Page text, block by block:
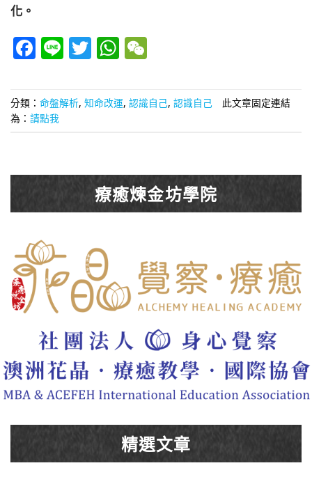
化。
Facebook
LineTwitterWhatsApp
分類： 命盤解析, 知命改運, 認識自己, 認識自己 此文章固定連結
為： 請點我
療癒煉金坊學院
精選文章